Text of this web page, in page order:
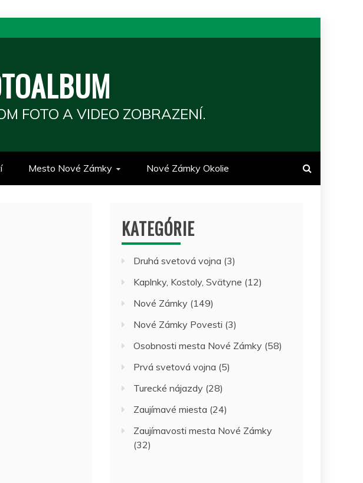
FOTO A VIDEO ZOBRAZENÍ.
Mesto Nové Zámky Nové Zámky Okolie
KATEGÓRIE
Druhá svetová vojna (3)
Kaplnky, Kostoly, Svätyne (12)
Nové Zámky (149)
Nové Zámky Povesti (3)
Osobnosti mesta Nové Zámky (58)
Prvá svetová vojna (5)
Turecké nájazdy (28)
Zaujímavé miesta (24)
Zaujímavosti mesta Nové Zámky
(32)